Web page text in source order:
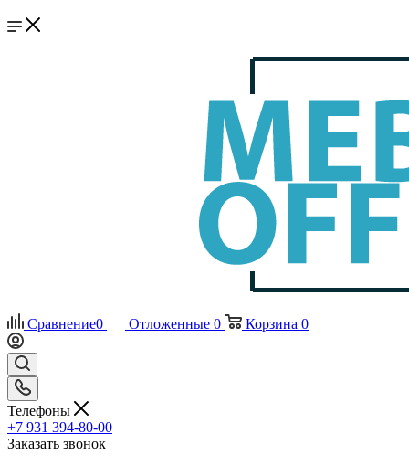
Сравнение0 Отложенные 0 Корзина 0
Телефоны
+7 931 394-80-00
Заказать звонок